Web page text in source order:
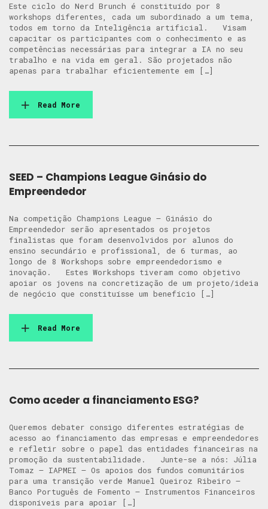
Este ciclo do Nerd Brunch é constituído por 8
workshops diferentes, cada um subordinado a um tema,
todos em torno da Inteligência artificial. Visam
capacitar os participantes com o conhecimento e as
competências necessárias para integrar a IA no seu
trabalho e na vida em geral. São projetados não
apenas para trabalhar eficientemente em […]
Read More
SEED – Champions League Ginásio do
Empreendedor
Na competição Champions League – Ginásio do
Empreendedor serão apresentados os projetos
finalistas que foram desenvolvidos por alunos do
ensino secundário e profissional, de 6 turmas, ao
longo de 8 Workshops sobre empreendedorismo e
inovação. Estes Workshops tiveram como objetivo
apoiar os jovens na concretização de um projeto/ideia
de negócio que constituísse um benefício […]
Read More
Como aceder a financiamento ESG?
Queremos debater consigo diferentes estratégias de
acesso ao financiamento das empresas e empreendedores
e refletir sobre o papel das entidades financeiras na
promoção da sustentabilidade. Junte-se a nós: Júlia
Tomaz – IAPMEI – Os apoios dos fundos comunitários
para uma transição verde Manuel Queiroz Ribeiro –
Banco Português de Fomento – Instrumentos Financeiros
disponíveis para apoiar […]